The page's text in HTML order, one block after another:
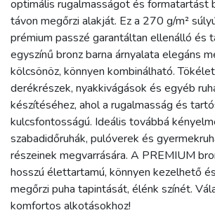
optimális rugalmasságot és formatartást
távon megőrzi alakját. Ez a 270 g/m²
prémium passzé garantáltan ellenálló és
egyszínű bronz barna árnyalata elegáns
kölcsönöz, könnyen kombinálható.
derékrészek, nyakkivágások és egyéb
készítéséhez, ahol a rugalmasság és
kulcsfontosságú. Ideális továbbá
szabadidőruhák, pulóverek és
részeinek megvarrására. A PREMIUM
hosszú élettartamú, könnyen kezelhető
megőrzi puha tapintását, élénk színét.
komfortos alkotásokhoz!